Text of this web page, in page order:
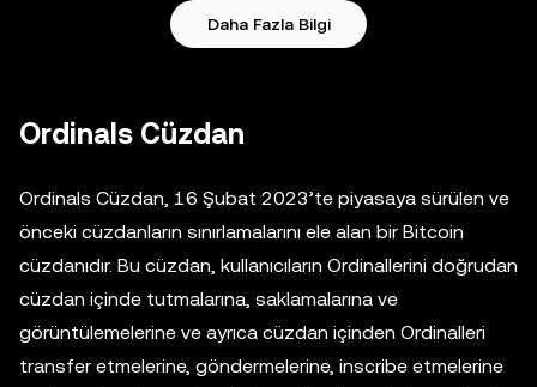
Daha Fazla Bilgi
Ordinals Cüzdan
Ordinals Cüzdan, 16 Şubat 2023’te piyasaya sürülen ve
önceki cüzdanların sınırlamalarını ele alan bir Bitcoin
cüzdanıdır. Bu cüzdan, kullanıcıların Ordinallerini doğrudan
cüzdan içinde tutmalarına, saklamalarına ve
görüntülemelerine ve ayrıca cüzdan içinden Ordinalleri
transfer etmelerine, göndermelerine, inscribe etmelerine